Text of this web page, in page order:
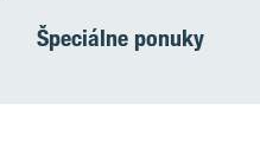
Špeciálne ponuky